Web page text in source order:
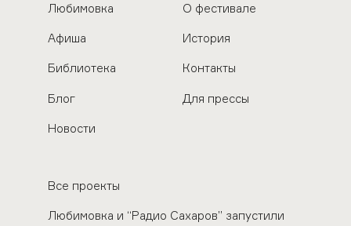
Любимовка
Афиша
Библиотека
Блог
Новости
О фестивале
История
Контакты
Для прессы
Все проекты
Любимовка и “Радио Сахаров” запустили